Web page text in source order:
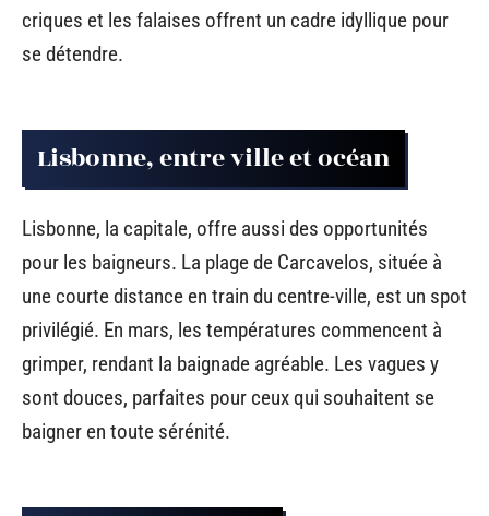
criques et les falaises offrent un cadre idyllique pour
se détendre.
Lisbonne, entre ville et océan
Lisbonne, la capitale, offre aussi des opportunités
pour les baigneurs. La plage de Carcavelos, située à
une courte distance en train du centre-ville, est un spot
privilégié. En mars, les températures commencent à
grimper, rendant la baignade agréable. Les vagues y
sont douces, parfaites pour ceux qui souhaitent se
baigner en toute sérénité.